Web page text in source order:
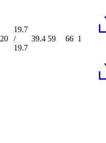
20
19.7
/
19.7
39.4 59 66 1